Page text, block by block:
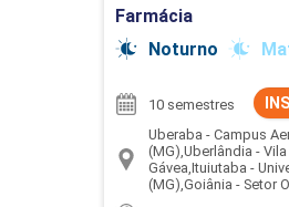
Farmácia
Noturno
10 semestres
Uberaba - Campus
(MG),Uberlândia - Vila
Gávea,Ituiutaba -
(MG),Goiânia - Setor